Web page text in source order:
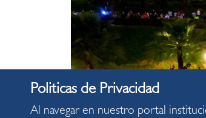
Al navegar en nuestro portal